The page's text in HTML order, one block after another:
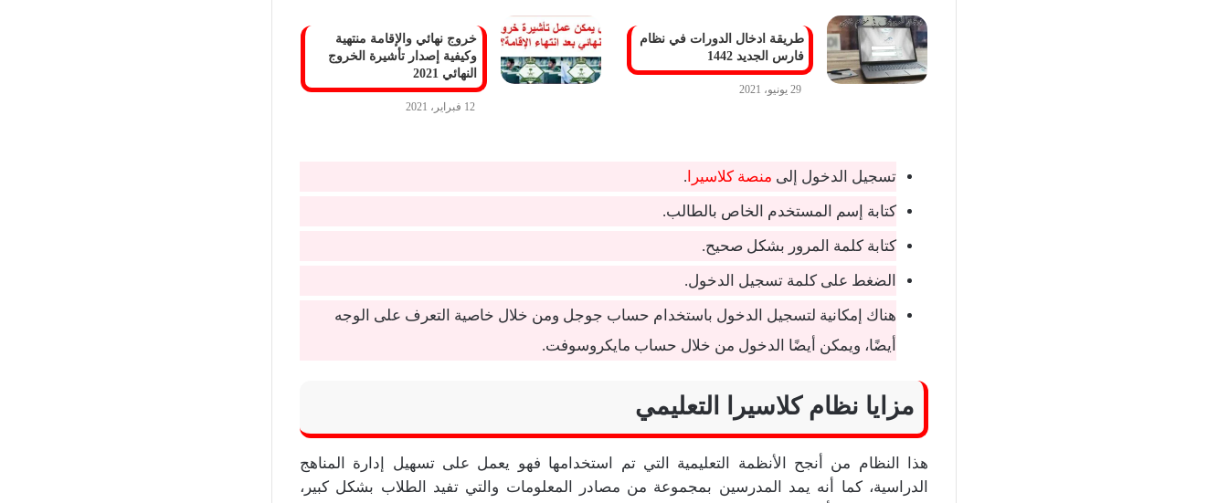
طريقة ادخال الدورات في نظام
فارس الجديد 1442
29 يونيو، 2021
خروج نهائي والإقامة منتهية
وكيفية إصدار تأشيرة الخروج
النهائي 2021
12 فبراير، 2021
تسجيل الدخول إلى منصة كلاسيرا .
كتابة إسم المستخدم الخاص بالطالب.
كتابة كلمة المرور بشكل صحيح.
الضغط على كلمة تسجيل الدخول.
هناك إمكانية لتسجيل الدخول باستخدام حساب جوجل ومن خلال خاصية التعرف على الوجه
أيضًا، ويمكن أيضًا الدخول من خلال حساب مايكروسوفت.
مزايا نظام كلاسيرا التعليمي
هذا النظام من أنجح الأنظمة التعليمية التي تم استخدامها فهو يعمل على تسهيل إدارة المناهج
الدراسية، كما أنه يمد المدرسين بمجموعة من مصادر المعلومات والتي تفيد الطلاب بشكل كبير،